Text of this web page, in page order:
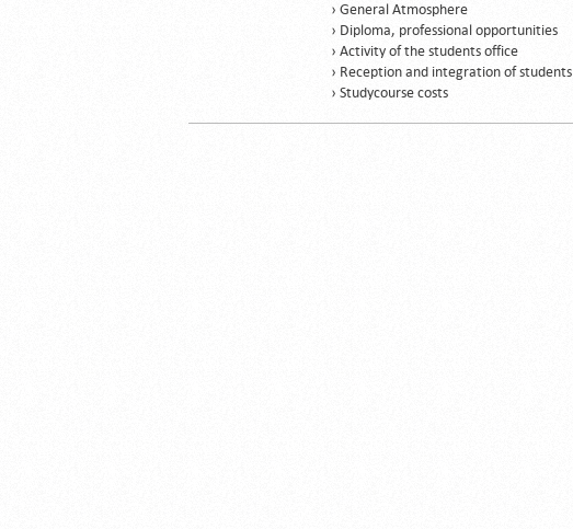
› General Atmosphere
› Diploma, professional opportunities
› Activity of the students office
› Reception and integration of students
› Studycourse costs